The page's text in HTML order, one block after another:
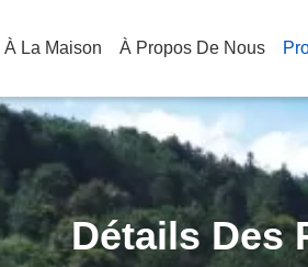
À La Maison À Propos De Nous
Détails Des